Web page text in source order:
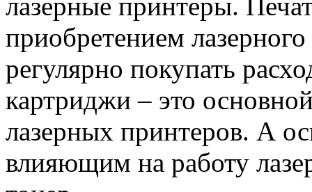
приобретением
регулярно покупать
картриджи – это
лазерных принтеров. А
влияющим на работу